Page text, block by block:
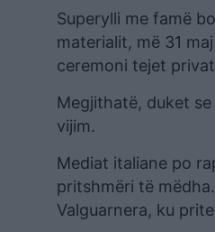
Superylli me famë
materialit, më 31
ceremoni tejet
Megjithatë, duket
vijim.
Mediat italiane po
pritshmëri të
Valguarnera, ku